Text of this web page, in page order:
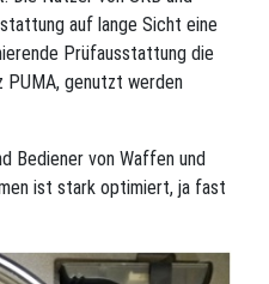
auf lange Sicht eine
Prüfausstattung die
PUMA, genutzt werden
Bediener von Waffen und
ist stark optimiert, ja fast